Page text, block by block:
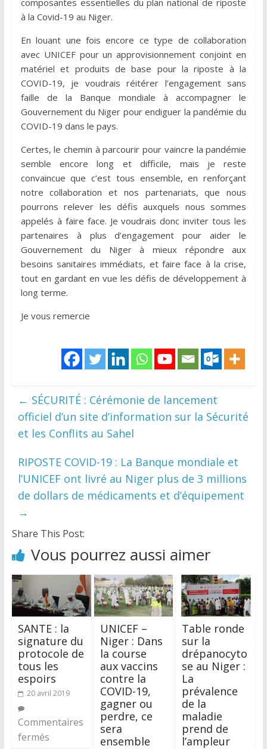
composantes essentielles du plan national de riposte
à la Covid-19 au Niger.
En louant une fois encore ce type de collaboration
avec UNICEF pour un approvisionnement conjoint en
matériel et produits de base pour la riposte à la
COVID-19, je voudrais réitérer l’engagement sans
faille de la Banque mondiale à accompagner le
Gouvernement du Niger pour endiguer la pandémie du
COVID-19 dans le pays.
Certes, le chemin à parcourir pour vaincre la pandémie
semble encore long et difficile, mais je reste
convaincue que c’est tous ensemble, en renforçant
notre collaboration et nos partenariats, que nous
pourrons relever les défis auxquels nous sommes
appelés à faire face. Je voudrais donc inviter tous les
partenaires à plus d’engagement pour aider le
Gouvernement du Niger à mieux répondre aux
besoins sanitaires immédiats, et faire face à la crise,
tout en gardant en vue les défis de développement à
long terme.
Je vous remercie
← SÉCURITÉ : Cérémonie de lancement
officiel d’un site d’information sur la Sécurité
et les Conflits au Sahel
RIPOSTE COVID-19 : La Banque mondiale et
l’UNICEF ont livré au Niger plus de 3 millions
de dollars de médicaments et d’équipement
→
Share This Post:
Vous pourrez aussi aimer
SANTE : la
signature du
protocole de
tous les
espoirs
20 avril 2019
Commentaires
fermés
UNICEF –
Niger : Dans
la course
aux vaccins
contre la
COVID-19,
gagner ou
perdre, ce
sera
ensemble
Table ronde
sur la
drépanocyto
se au Niger :
La
prévalence
de la
maladie
prend de
l’ampleur